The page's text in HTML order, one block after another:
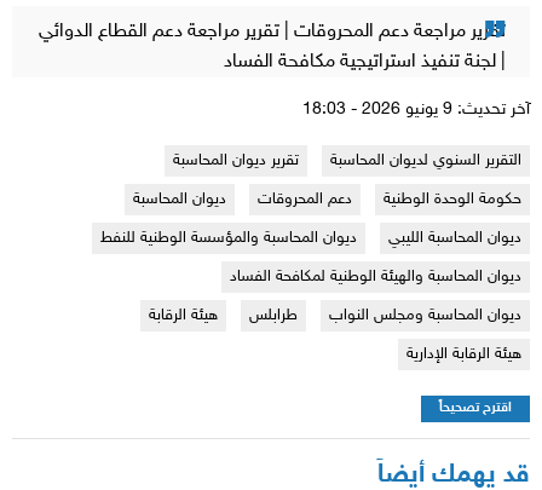
تقرير مراجعة دعم المحروقات | تقرير مراجعة دعم القطاع الدوائي
| لجنة تنفيذ استراتيجية مكافحة الفساد
آخر تحديث: 9 يونيو 2026 - 18:03
التقرير السنوي لديوان المحاسبة
تقرير ديوان المحاسبة
حكومة الوحدة الوطنية
دعم المحروقات
ديوان المحاسبة
ديوان المحاسبة الليبي
ديوان المحاسبة والمؤسسة الوطنية للنفط
ديوان المحاسبة والهيئة الوطنية لمكافحة الفساد
ديوان المحاسبة ومجلس النواب
طرابلس
هيئة الرقابة
هيئة الرقابة الإدارية
اقترح تصحيحاً
قد يهمك أيضاً